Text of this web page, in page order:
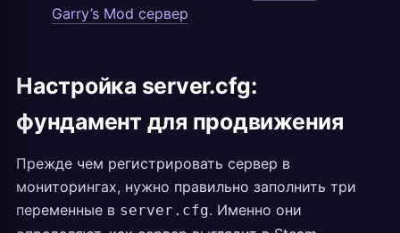
Garry’s Mod сервер
Настройка server.cfg:
фундамент для продвижения
Прежде чем регистрировать сервер в
мониторингах, нужно правильно заполнить три
переменные в server.cfg. Именно они